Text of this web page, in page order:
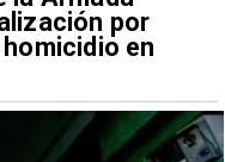
por
en